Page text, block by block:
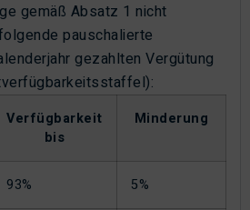
gemäß Absatz 1 nicht
pauschalierte
gezahlten Vergütung
Verfügbarkeit
bis
Minderung
93% 5%